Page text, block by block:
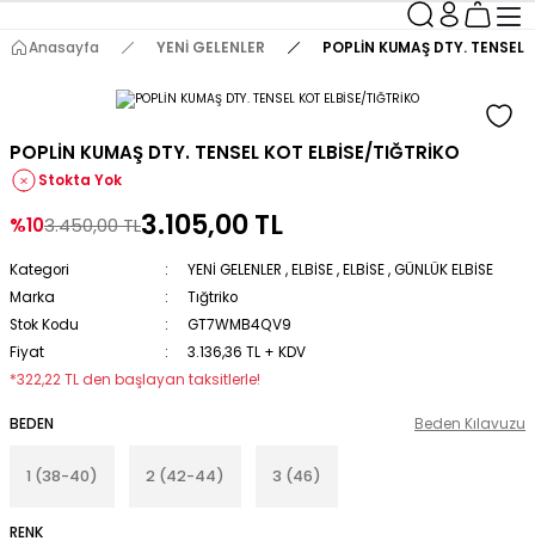
Anasayfa YENİ GELENLER POPLİN KUMAŞ DTY. TENSEL
POPLİN KUMAŞ DTY. TENSEL KOT ELBİSE/TIĞTRİKO
Stokta Yok
%103.450,00 TL3.105,00 TL
Kategori YENİ GELENLER ,ELBİSE ,ELBİSE ,GÜNLÜK ELBİSE
Marka
Tığtriko
Stok Kodu
GT7WMB4QV9
Fiyat
3.136,36 TL + KDV
*322,22 TL den başlayan taksitlerle!
BEDEN
1 (38-40) 2 (42-44) 3 (46)
RENK
Beden Kılavuzu